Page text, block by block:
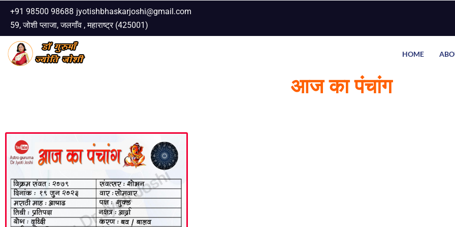
Skip
to
content
+91 98500 98688 jyotishbhaskarjoshi@gmail.com
59, जोशी प्लाजा, जलगाँव , महाराष्ट्र (425001)
HOME
आज का पंचांग